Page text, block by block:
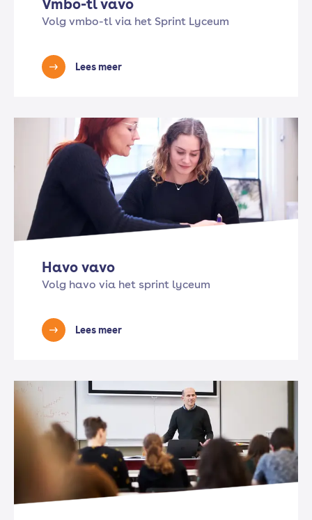
Vmbo-tl vavo
Volg vmbo-tl via het Sprint Lyceum
Lees meer
Havo vavo
Volg havo via het sprint lyceum
Lees meer